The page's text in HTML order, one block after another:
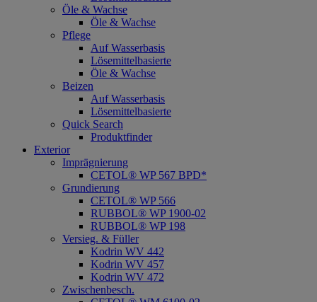
Öle & Wachse
Öle & Wachse
Pflege
Auf Wasserbasis
Lösemittelbasierte
Öle & Wachse
Beizen
Auf Wasserbasis
Lösemittelbasierte
Quick Search
Produktfinder
Exterior
Imprägnierung
CETOL® WP 567 BPD*
Grundierung
CETOL® WP 566
RUBBOL® WP 1900-02
RUBBOL® WP 198
Versieg. & Füller
Kodrin WV 442
Kodrin WV 457
Kodrin WV 472
Zwischenbesch.